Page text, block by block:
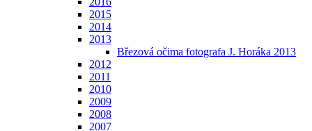
2015
2014
2013
Březová očima fotografa J. Horáka 2013
2012
2011
2010
2009
2008
2007